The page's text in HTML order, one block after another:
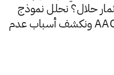
حلال؟ نحلل نموذج
أعمالها وفق معايير AAOIFI ونكشف أسباب عدم